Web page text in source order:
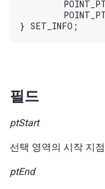
필드
ptStart
선택 영역의 시작 지
ptEnd